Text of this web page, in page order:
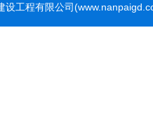
工程有限公司